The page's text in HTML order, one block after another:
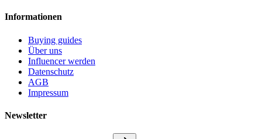
Informationen
Buying guides
Über uns
Influencer werden
Datenschutz
AGB
Impressum
Newsletter